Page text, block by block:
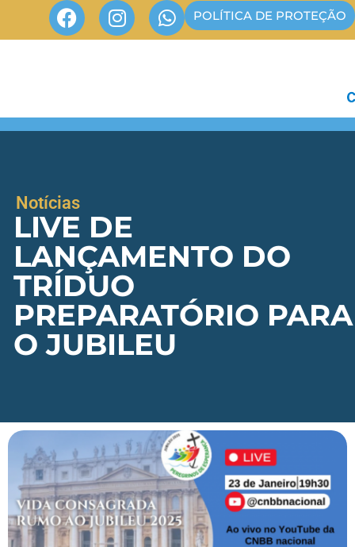
POLÍTICA DE PROTEÇÃO
Notícias
LIVE DE
LANÇAMENTO DO
TRÍDUO
PREPARATÓRIO PARA
O JUBILEU